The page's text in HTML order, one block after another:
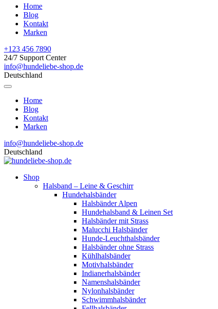
Home
Blog
Kontakt
Marken
+123 456 7890
24/7 Support Center
info@hundeliebe-shop.de
Deutschland
Home
Blog
Kontakt
Marken
info@hundeliebe-shop.de
Deutschland
Shop
Halsband – Leine & Geschirr
Hundehalsbänder
Halsbänder Alpen
Hundehalsband & Leinen Set
Halsbänder mit Strass
Malucchi Halsbänder
Hunde-Leuchthalsbänder
Halsbänder ohne Strass
Kühlhalsbänder
Motivhalsbänder
Indianerhalsbänder
Namenshalsbänder
Nylonhalsbänder
Schwimmhalsbänder